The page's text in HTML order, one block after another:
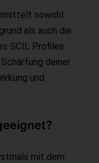
sowohl
als auch die
SCIL Profiles
Schärfung deiner
und
mit dem